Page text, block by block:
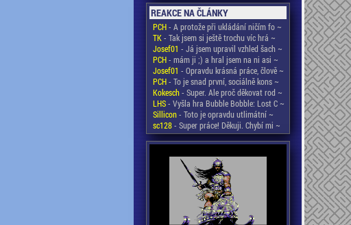
REAKCE NA ČLÁNKY
PCH- A protože při ukládání ničím fo ~
TK- Tak jsem si ještě trochu víc hrá ~
Josef01 - Já jsem upravil vzhled šach ~
PCH- mám ji ;) a hral jsem na ni asi ~
Josef01 - Opravdu krásná práce, člově ~
PCH- To je snad první, sociálně kons ~
Kokesch- Super. Ale proč děkovat rod ~
LHS- Vyšla hra Bubble Bobble: Lost C ~
Sillicon- Toto je opravdu utlimátní ~
sc128- Super práce! Děkuji. Chybí mi ~